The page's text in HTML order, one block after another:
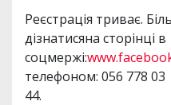
Реєстрація триває.
дізнатисяна сторінці в
соцмержі:
телефоном: 056 778 03
44.